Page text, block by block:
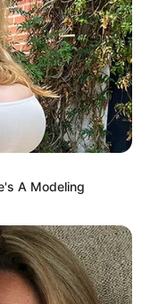
Better
A Modeling